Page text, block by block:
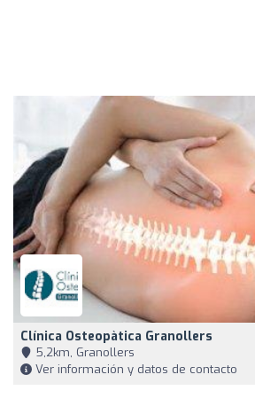
Clínica Osteopàtica Granollers
5,2km, Granollers
Ver información y datos de contacto